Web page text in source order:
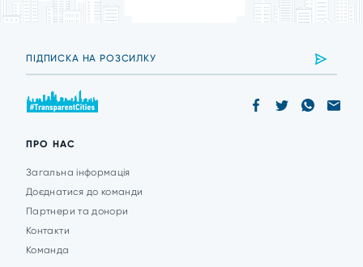
ПРО НАС
Загальна інформація
Доєднатися до команди
Партнери та донори
Контакти
Команда